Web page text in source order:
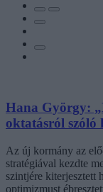
Hana György:
oktatásról szóló
Az új kormány az
stratégiával kezdte
szintjére kiterjesztett
optimizmust